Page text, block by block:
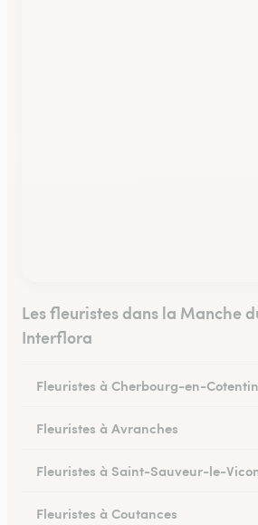
Les fleuristes dans la Manche
Interflora
Fleuristes à Cherbourg-en-Cotentin
Fleuristes à Avranches
Fleuristes à Saint-Sauveur-le-
Fleuristes à Coutances